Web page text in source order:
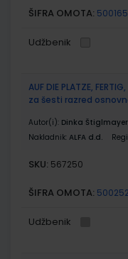
ŠIFRA OMOTA: 500165
Udžbenik
AUF DIE PLATZE,
za šesti razred
Autor(i): Dinka
Nakladnik: ALFA d.d.
SKU: 567250
ŠIFRA OMOTA: 500252
Udžbenik